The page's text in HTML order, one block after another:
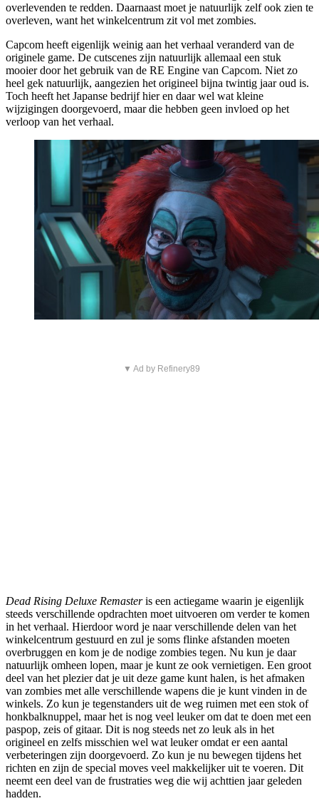
overlevenden te redden. Daarnaast moet je natuurlijk zelf ook zien te
overleven, want het winkelcentrum zit vol met zombies.
Capcom heeft eigenlijk weinig aan het verhaal veranderd van de
originele game. De cutscenes zijn natuurlijk allemaal een stuk
mooier door het gebruik van de RE Engine van Capcom. Niet zo
heel gek natuurlijk, aangezien het origineel bijna twintig jaar oud is.
Toch heeft het Japanse bedrijf hier en daar wel wat kleine
wijzigingen doorgevoerd, maar die hebben geen invloed op het
verloop van het verhaal.
▼ Ad by Refinery89
Dead Rising Deluxe Remasteris een actiegame waarin je eigenlijk
steeds verschillende opdrachten moet uitvoeren om verder te komen
in het verhaal. Hierdoor word je naar verschillende delen van het
winkelcentrum gestuurd en zul je soms flinke afstanden moeten
overbruggen en kom je de nodige zombies tegen. Nu kun je daar
natuurlijk omheen lopen, maar je kunt ze ook vernietigen. Een groot
deel van het plezier dat je uit deze game kunt halen, is het afmaken
van zombies met alle verschillende wapens die je kunt vinden in de
winkels. Zo kun je tegenstanders uit de weg ruimen met een stok of
honkbalknuppel, maar het is nog veel leuker om dat te doen met een
paspop, zeis of gitaar. Dit is nog steeds net zo leuk als in het
origineel en zelfs misschien wel wat leuker omdat er een aantal
verbeteringen zijn doorgevoerd. Zo kun je nu bewegen tijdens het
richten en zijn de special moves veel makkelijker uit te voeren. Dit
neemt een deel van de frustraties weg die wij achttien jaar geleden
hadden.